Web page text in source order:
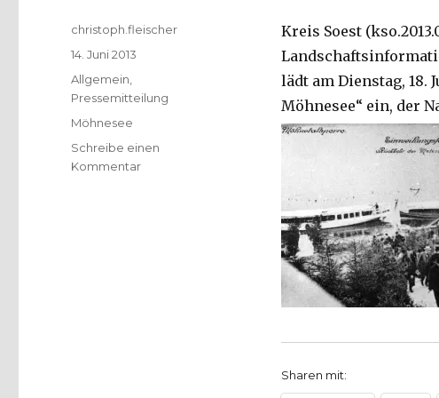
Kreis Soest
lädt am Dienstag, 18.
Möhnesee“ ein, der
Sharen mit:
Autor
christoph.fleischer
Veröffentlicht
am
14. Juni 2013
Kategorien
Allgemein
Pressemitteilung
Schlagwörter
Möhnesee
Schreibe einen
Kommentarzu
Landschaftsinformationszentrum